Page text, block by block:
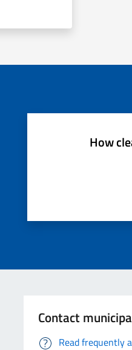
How
Contact
Read frequently